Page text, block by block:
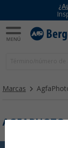
Marcas
AGFAPHOTO